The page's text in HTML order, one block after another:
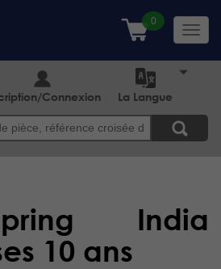
Search
Connexion
La Langue
India
10 ans